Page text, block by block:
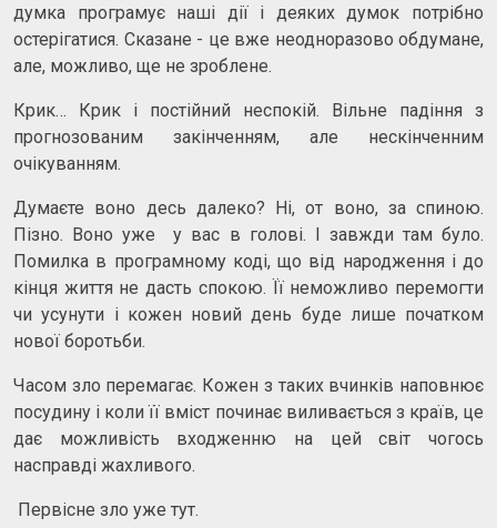
думка програмує наші дії і деяких думок потрібно
остерігатися. Сказане - це вже неодноразово обдумане,
але, можливо, ще не зроблене.
Крик… Крик і постійний неспокій. Вільне падіння з
прогнозованим закінченням, але нескінченним
очікуванням.
Думаєте воно десь далеко? Ні, от воно, за спиною.
Пізно. Воно уже у вас в голові. І завжди там було.
Помилка в програмному коді, що від народження і до
кінця життя не дасть спокою. Її неможливо перемогти
чи усунути і кожен новий день буде лише початком
нової боротьби.
Часом зло перемагає. Кожен з таких вчинків наповнює
посудину і коли її вміст починає виливається з країв, це
дає можливість входженню на цей світ чогось
насправді жахливого.
Первісне зло уже тут.